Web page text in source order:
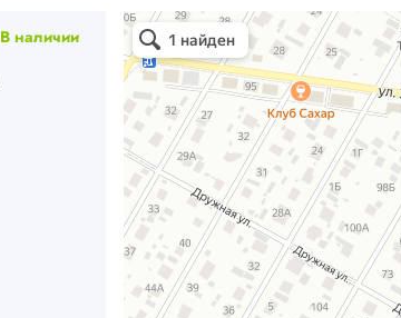
В наличии
Ваш Климат
Кондиционеры в Барнауле
Системы вентиляции в Барнауле